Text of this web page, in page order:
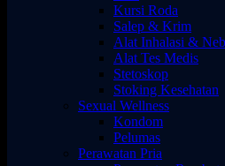
Kursi Roda
Salep & Krim
Alat Inhalasi &
Alat Tes Medis
Stetoskop
Stoking Kesehatan
Sexual Wellness
Kondom
Pelumas
Perawatan Pria